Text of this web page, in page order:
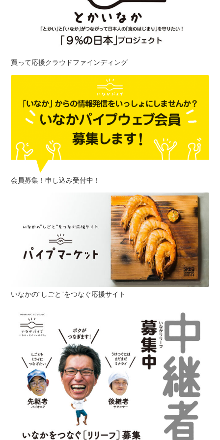
買って応援クラウドファインディング
会員募集！申し込み受付中！
いなかの“しごと”をつなぐ応援サイト